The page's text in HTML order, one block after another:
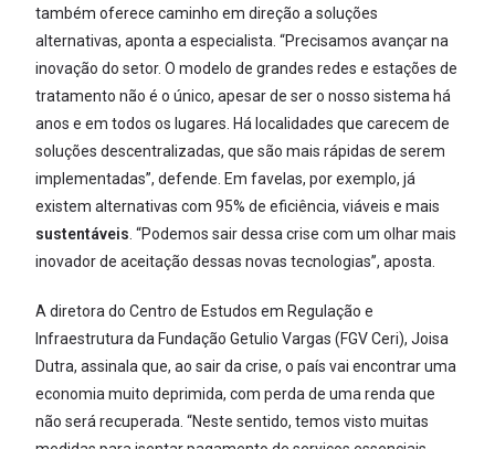
também oferece caminho em direção a soluções
alternativas, aponta a especialista. “Precisamos avançar na
inovação do setor. O modelo de grandes redes e estações de
tratamento não é o único, apesar de ser o nosso sistema há
anos e em todos os lugares. Há localidades que carecem de
soluções descentralizadas, que são mais rápidas de serem
implementadas”, defende. Em favelas, por exemplo, já
existem alternativas com 95% de eficiência, viáveis e mais
sustentáveis . “Podemos sair dessa crise com um olhar mais
inovador de aceitação dessas novas tecnologias”, aposta.
A diretora do Centro de Estudos em Regulação e
Infraestrutura da Fundação Getulio Vargas (FGV Ceri), Joisa
Dutra, assinala que, ao sair da crise, o país vai encontrar uma
economia muito deprimida, com perda de uma renda que
não será recuperada. “Neste sentido, temos visto muitas